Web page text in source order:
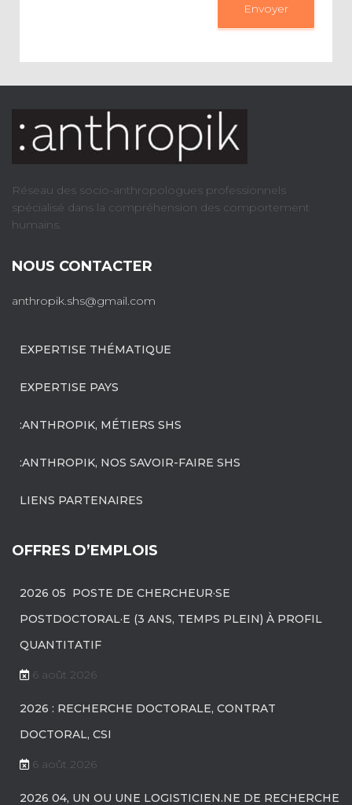
Envoyer
Réseau des socio-anthropologues professionnels
spécialisé dans la compréhension des comportement
humains.
NOUS CONTACTER
anthropik.shs@gmail.com
EXPERTISE THÉMATIQUE
EXPERTISE PAYS
:ANTHROPIK, MÉTIERS SHS
:ANTHROPIK, NOS SAVOIR-FAIRE SHS
LIENS PARTENAIRES
OFFRES D’EMPLOIS
2026 05 POSTE DE CHERCHEUR·SE
POSTDOCTORAL·E (3 ANS, TEMPS PLEIN) À PROFIL
QUANTITATIF
6 août 2026
2026 : RECHERCHE DOCTORALE, CONTRAT
DOCTORAL, CSI
6 août 2026
2026 04, UN OU UNE LOGISTICIEN.NE DE RECHERCHE